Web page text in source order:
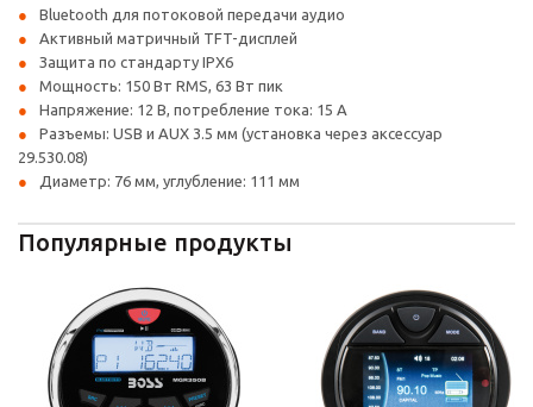
Bluetooth для потоковой передачи аудио
Активный матричный TFT-дисплей
Защита по стандарту IPX6
Мощность: 150 Вт RMS, 63 Вт пик
Напряжение: 12 В, потребление тока: 15 А
Разъемы: USB и AUX 3.5 мм (установка через аксессуар
29.530.08)
Диаметр: 76 мм, углубление: 111 мм
Популярные продукты